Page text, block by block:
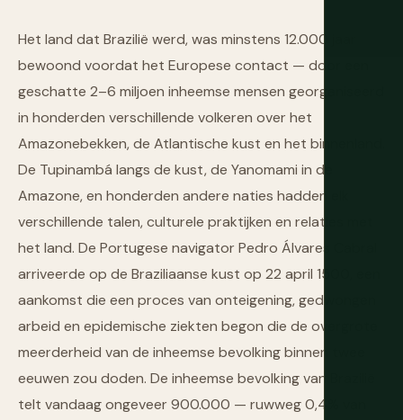
Het land dat Brazilië werd, was minstens 12.000 jaar
bewoond voordat het Europese contact — door een
geschatte 2–6 miljoen inheemse mensen georganiseerd
in honderden verschillende volkeren over het
Amazonebekken, de Atlantische kust en het binnenland.
De Tupinambá langs de kust, de Yanomami in de
Amazone, en honderden andere naties hadden elk
verschillende talen, culturele praktijken en relaties met
het land. De Portugese navigator Pedro Álvares Cabral
arriveerde op de Braziliaanse kust op 22 april 1500, een
aankomst die een proces van onteigening, gedwongen
arbeid en epidemische ziekten begon die de overgrote
meerderheid van de inheemse bevolking binnen twee
eeuwen zou doden. De inheemse bevolking van Brazilië
telt vandaag ongeveer 900.000 — ruwweg 0,4% van